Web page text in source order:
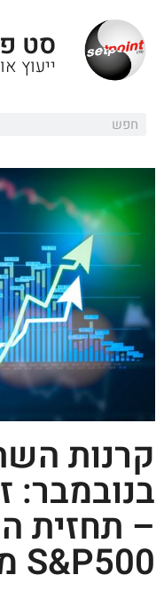
סט
ייעוץ
קרנות
בנובמבר:
– תחזית
S&P500 מניות וכללי